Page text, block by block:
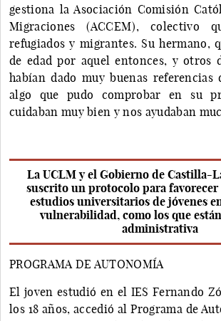
gestiona la Asociación Comisión
Migraciones (ACCEM), colectivo
refugiados y migrantes. Su hermano,
de edad por aquel entonces, y otros
habían dado muy buenas referencias
algo que pudo comprobar en su
cuidaban muy bien y nos ayudaban
La UCLM y el Gobierno de Castilla-
suscrito un protocolo para favorecer
estudios universitarios de jóvenes
vulnerabilidad, como los que
administrativa
PROGRAMA DE AUTONOMÍA
El joven estudió en el IES Fernando
los 18 años, accedió al Programa de